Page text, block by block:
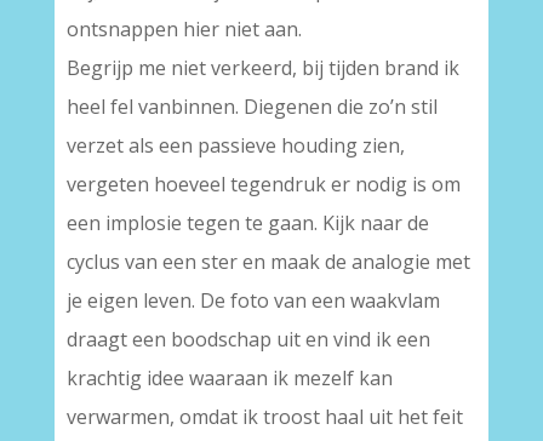
ontsnappen hier niet aan.
Begrijp me niet verkeerd, bij tijden brand ik
heel fel vanbinnen. Diegenen die zo’n stil
verzet als een passieve houding zien,
vergeten hoeveel tegendruk er nodig is om
een implosie tegen te gaan. Kijk naar de
cyclus van een ster en maak de analogie met
je eigen leven. De foto van een waakvlam
draagt een boodschap uit en vind ik een
krachtig idee waaraan ik mezelf kan
verwarmen, omdat ik troost haal uit het feit